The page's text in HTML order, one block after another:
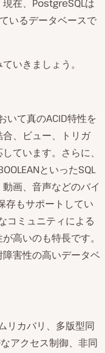
在、PostgreSQLは
いるデータベースで
いきましょう。
いて真のACID特性を
、ビュー、トリガ
ています。さらに、
といったSQL
画、音声などのバイ
存もサポートしてい
コミュニティによる
高いのも特長です。
害性の高いデータベ
リカバリ、多版型同
アクセス制御、非同